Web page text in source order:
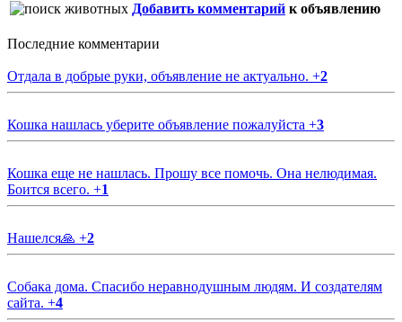
Добавить комментарий к объявлению
Последние комментарии
Отдала в добрые руки, объявление не актуально. +2
Кошка нашлась уберите объявление пожалуйста +3
Кошка еще не нашлась. Прошу все помочь. Она нелюдимая.
Боится всего. +1
Нашелся🙏 +2
Собака дома. Спасибо неравнодушным людям. И создателям
сайта. +4